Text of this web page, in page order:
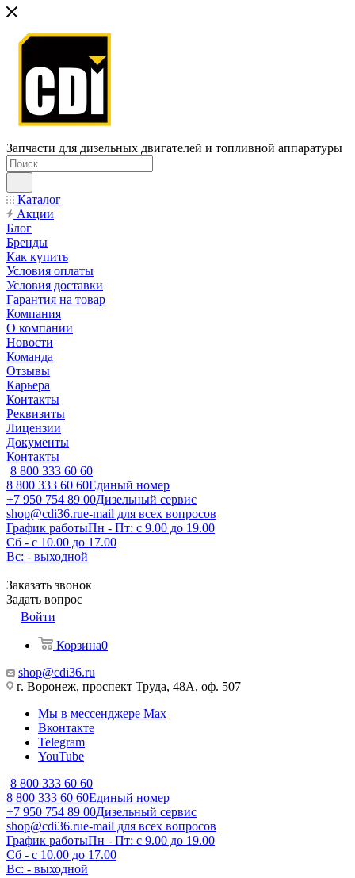
Запчасти для дизельных двигателей и топливной аппаратуры
Каталог
Акции
Блог
Бренды
Как купить
Условия оплаты
Условия доставки
Гарантия на товар
Компания
О компании
Новости
Команда
Отзывы
Карьера
Контакты
Реквизиты
Лицензии
Документы
Контакты
8 800 333 60 60
8 800 333 60 60Единый номер
+7 950 754 89 00Дизельный сервис
shop@cdi36.rue-mail для всех вопросов
График работыПн - Пт: с 9.00 до 19.00
Сб - с 10.00 до 17.00
Вс: - выходной
Заказать звонок
Задать вопрос
Войти
Корзина0
shop@cdi36.ru
г. Воронеж, проспект Труда, 48А, оф. 507
Мы в мессенджере Max
Вконтакте
Telegram
YouTube
8 800 333 60 60
8 800 333 60 60Единый номер
+7 950 754 89 00Дизельный сервис
shop@cdi36.rue-mail для всех вопросов
График работыПн - Пт: с 9.00 до 19.00
Сб - с 10.00 до 17.00
Вс: - выходной